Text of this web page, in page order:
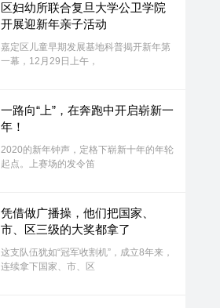
区妇幼所联合复旦大学公卫学院
开展迎新年亲子活动
嘉定区儿童早期发展基地科普揭开新年第
一幕，12月29日上午，
一路向“上”，在奔跑中开启崭新一
年！
2020的新年钟声，定格下崭新十年的年轮
起点。上赛场的发令笛
凭借做广播操，他们把国家、
市、区三级的大奖都拿了
这支队伍犹如“冠军收割机”，成立8年来，
连续拿下国家、市、区